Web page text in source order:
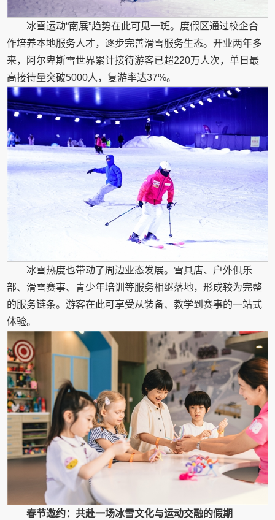
冰雪运动“南展”趋势在此可见一斑。度假区通过校企合
作培养本地服务人才，逐步完善滑雪服务生态。开业两年多
来，阿尔卑斯雪世界累计接待游客已超220万人次，单日最
高接待量突破5000人，复游率达37%。
冰雪热度也带动了周边业态发展。雪具店、户外俱乐
部、滑雪赛事、青少年培训等服务相继落地，形成较为完整
的服务链条。游客在此可享受从装备、教学到赛事的一站式
体验。
春节邀约：共赴一场冰雪文化与运动交融的假期